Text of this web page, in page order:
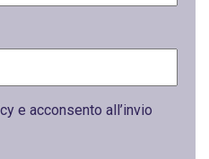
e acconsento all’invio